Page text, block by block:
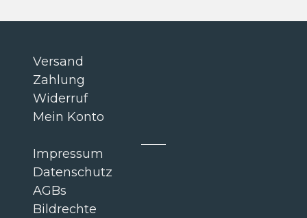
Versand
Zahlung
Widerruf
Mein Konto
Impressum
Datenschutz
AGBs
Bildrechte